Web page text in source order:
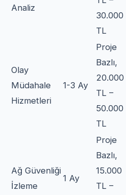
Analiz
30.000
TL
Olay
Müdahale
Hizmetleri
1-3 Ay
Proje
Bazlı,
20.000
TL –
50.000
TL
Ağ Güvenliği
İzleme
1 Ay
Proje
Bazlı,
15.000
TL –